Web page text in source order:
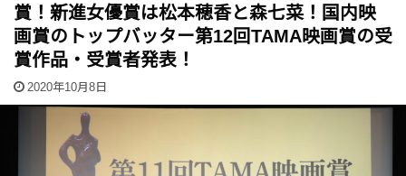
賞！新進女優賞は松本穂香と森七菜！国内映
画賞のトップバッター第12回TAMA映画賞の受
賞作品・受賞者発表！
2020年10月8日